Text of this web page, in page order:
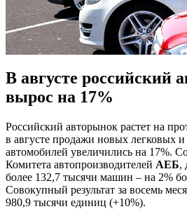
В августе российский
вырос на 17%
Российский авторынок растет на
в августе продажи новых легковых
автомобилей увеличились на 17%.
Комитета автопроизводителей АЕБ,
более 132,7 тысячи машин – на 2%
Совокупный результат за восемь
980,9 тысячи единиц (+10%).